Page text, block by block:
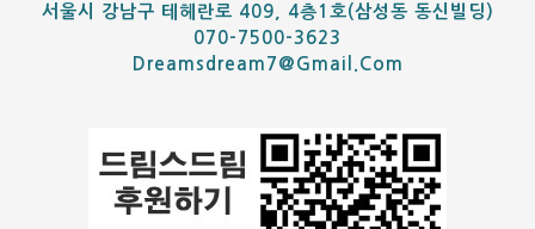
서울시 강남구 테헤란로 409, 4층1호(삼성동 동신빌딩)
070-7500-3623
Dreamsdream7@gmail.com